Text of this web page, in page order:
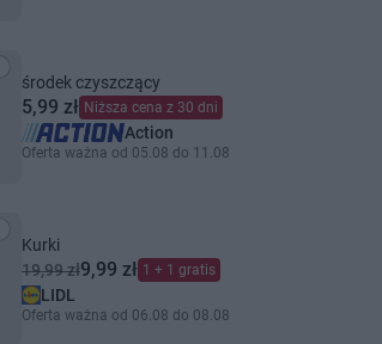
środek czyszczący
5,99 zł Niższa cena z 30 dni
Action
Oferta ważna od 05.08 do 11.08
Kurki
19,99 zł9,99 zł 1 + 1 gratis
LIDL
Oferta ważna od 06.08 do 08.08